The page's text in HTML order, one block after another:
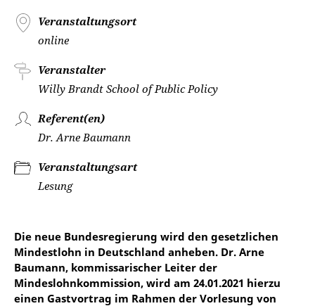
Veranstaltungsort
online
Veranstalter
Willy Brandt School of Public Policy
Referent(en)
Dr. Arne Baumann
Veranstaltungsart
Lesung
Die neue Bundesregierung wird den gesetzlichen
Mindestlohn in Deutschland anheben. Dr. Arne
Baumann, kommissarischer Leiter der
Mindeslohnkommission, wird am 24.01.2021 hierzu
einen Gastvortrag im Rahmen der Vorlesung von